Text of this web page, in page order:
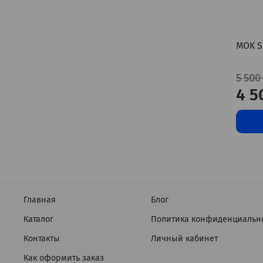
MOK
5
4
Главная
Каталог
Контакты
Как оформить заказ
Блог
Политика
Личный кабинет